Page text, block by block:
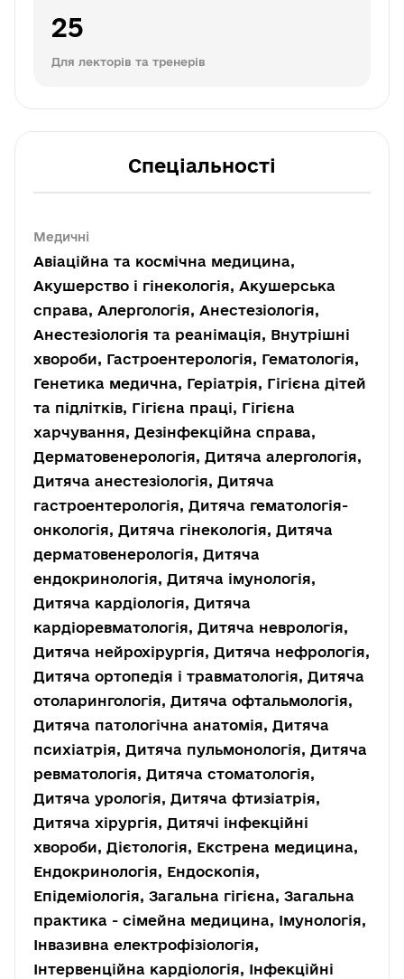
25
Для лекторів та тренерів
Спеціальності
Медичні
Авіаційна та космічна медицина,
Акушерство і гінекологія, Акушерська
справа, Алергологія, Анестезіологія,
Анестезіологія та реанімація, Внутрішні
хвороби, Гастроентерологія, Гематологія,
Генетика медична, Геріатрія, Гігієна дітей
та підлітків, Гігієна праці, Гігієна
харчування, Дезінфекційна справа,
Дерматовенерологія, Дитяча алергологія,
Дитяча анестезіологія, Дитяча
гастроентерологія, Дитяча гематологія-
онкологія, Дитяча гінекологія, Дитяча
дерматовенерологія, Дитяча
ендокринологія, Дитяча імунологія,
Дитяча кардіологія, Дитяча
кардіоревматологія, Дитяча неврологія,
Дитяча нейрохірургія, Дитяча нефрологія,
Дитяча ортопедія і травматологія, Дитяча
отоларингологія, Дитяча офтальмологія,
Дитяча патологічна анатомія, Дитяча
психіатрія, Дитяча пульмонологія, Дитяча
ревматологія, Дитяча стоматологія,
Дитяча урологія, Дитяча фтизіатрія,
Дитяча хірургія, Дитячі інфекційні
хвороби, Дієтологія, Екстрена медицина,
Ендокринологія, Ендоскопія,
Епідеміологія, Загальна гігієна, Загальна
практика - сімейна медицина, Імунологія,
Інвазивна електрофізіологія,
Інтервенційна кардіологія, Інфекційні